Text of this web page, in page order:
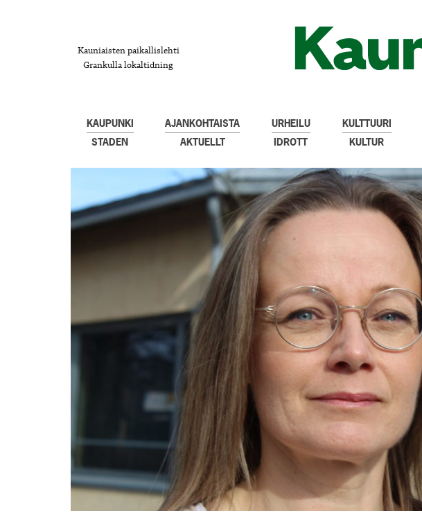
Kauniaisten paikallislehti
Grankulla lokaltidning
KAUPUNKI
STADEN
AJANKOHTAISTA
AKTUELLT
URHEILU
IDROTT
KULTTUURI
KULTUR